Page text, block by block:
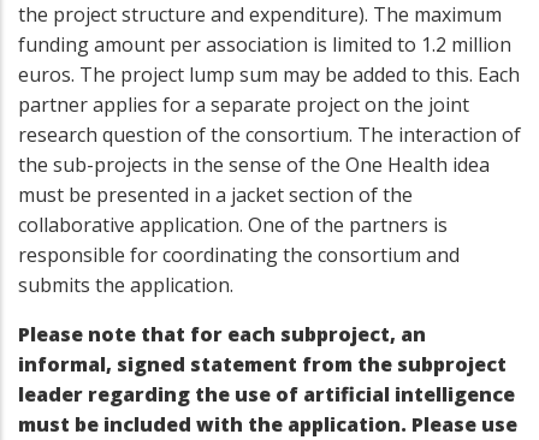
the project structure and expenditure). The maximum
funding amount per association is limited to 1.2 million
euros. The project lump sum may be added to this. Each
partner applies for a separate project on the joint
research question of the consortium. The interaction of
the sub-projects in the sense of the One Health idea
must be presented in a jacket section of the
collaborative application. One of the partners is
responsible for coordinating the consortium and
submits the application.
Please note that for each subproject, an
informal, signed statement from the subproject
leader regarding the use of artificial intelligence
must be included with the application. Please use